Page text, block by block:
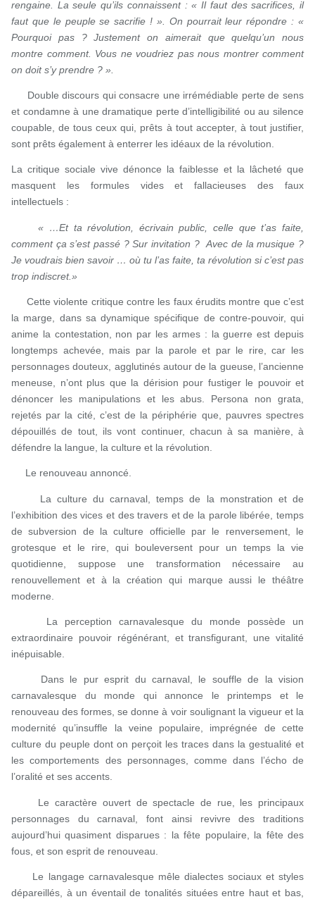
rengaine. La seule qu’ils connaissent : « Il faut des sacrifices, il
faut que le peuple se sacrifie ! ». On pourrait leur répondre : «
Pourquoi pas ? Justement on aimerait que quelqu’un nous
montre comment. Vous ne voudriez pas nous montrer comment
on doit s’y prendre ? ».
Double discours qui consacre une irrémédiable perte de sens
et condamne à une dramatique perte d’intelligibilité ou au silence
coupable, de tous ceux qui, prêts à tout accepter, à tout justifier,
sont prêts également à enterrer les idéaux de la révolution.
La critique sociale vive dénonce la faiblesse et la lâcheté que
masquent les formules vides et fallacieuses des faux
intellectuels :
« …Et ta révolution, écrivain public, celle que t’as faite,
comment ça s’est passé ? Sur invitation ? Avec de la musique ?
Je voudrais bien savoir … où tu l’as faite, ta révolution si c’est pas
trop indiscret.»
Cette violente critique contre les faux érudits montre que c’est
la marge, dans sa dynamique spécifique de contre-pouvoir, qui
anime la contestation, non par les armes : la guerre est depuis
longtemps achevée, mais par la parole et par le rire, car les
personnages douteux, agglutinés autour de la gueuse, l’ancienne
meneuse, n’ont plus que la dérision pour fustiger le pouvoir et
dénoncer les manipulations et les abus. Persona non grata,
rejetés par la cité, c’est de la périphérie que, pauvres spectres
dépouillés de tout, ils vont continuer, chacun à sa manière, à
défendre la langue, la culture et la révolution.
Le renouveau annoncé.
La culture du carnaval, temps de la monstration et de
l’exhibition des vices et des travers et de la parole libérée, temps
de subversion de la culture officielle par le renversement, le
grotesque et le rire, qui bouleversent pour un temps la vie
quotidienne, suppose une transformation nécessaire au
renouvellement et à la création qui marque aussi le théâtre
moderne.
La perception carnavalesque du monde possède un
extraordinaire pouvoir régénérant, et transfigurant, une vitalité
inépuisable.
Dans le pur esprit du carnaval, le souffle de la vision
carnavalesque du monde qui annonce le printemps et le
renouveau des formes, se donne à voir soulignant la vigueur et la
modernité qu’insuffle la veine populaire, imprégnée de cette
culture du peuple dont on perçoit les traces dans la gestualité et
les comportements des personnages, comme dans l’écho de
l’oralité et ses accents.
Le caractère ouvert de spectacle de rue, les principaux
personnages du carnaval, font ainsi revivre des traditions
aujourd’hui quasiment disparues : la fête populaire, la fête des
fous, et son esprit de renouveau.
Le langage carnavalesque mêle dialectes sociaux et styles
dépareillés, à un éventail de tonalités situées entre haut et bas,